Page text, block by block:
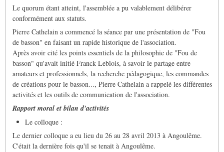
Le quorum étant atteint, l'assemblée a pu valablement délibérer
conformément aux statuts.
Pierre Cathelain a commencé la séance par une présentation de "Fou
de basson" en faisant un rapide historique de l'association.
Après avoir cité les points essentiels de la philosophie de "Fou de
basson" qu'avait initié Franck Leblois, à savoir le partage entre
amateurs et professionnels, la recherche pédagogique, les commandes
de créations pour le basson..., Pierre Cathelain a rappelé les différentes
activités et les outils de communication de l'association.
Rapport moral et bilan d'activités
Le colloque :
Le dernier colloque a eu lieu du 26 au 28 avril 2013 à Angoulême.
C'était la dernière fois qu'il se tenait à Angoulême.